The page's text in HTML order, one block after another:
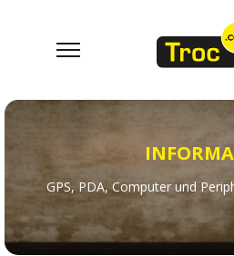
GPS, PDA, Computer und